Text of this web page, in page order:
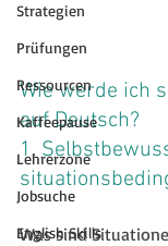
Strategien
Prüfungen
Ressourcen
Kaffeepause
Lehrerzone
Jobsuche
English Skills
Wie werde ich
auf Deutsch?
1.
Was sind